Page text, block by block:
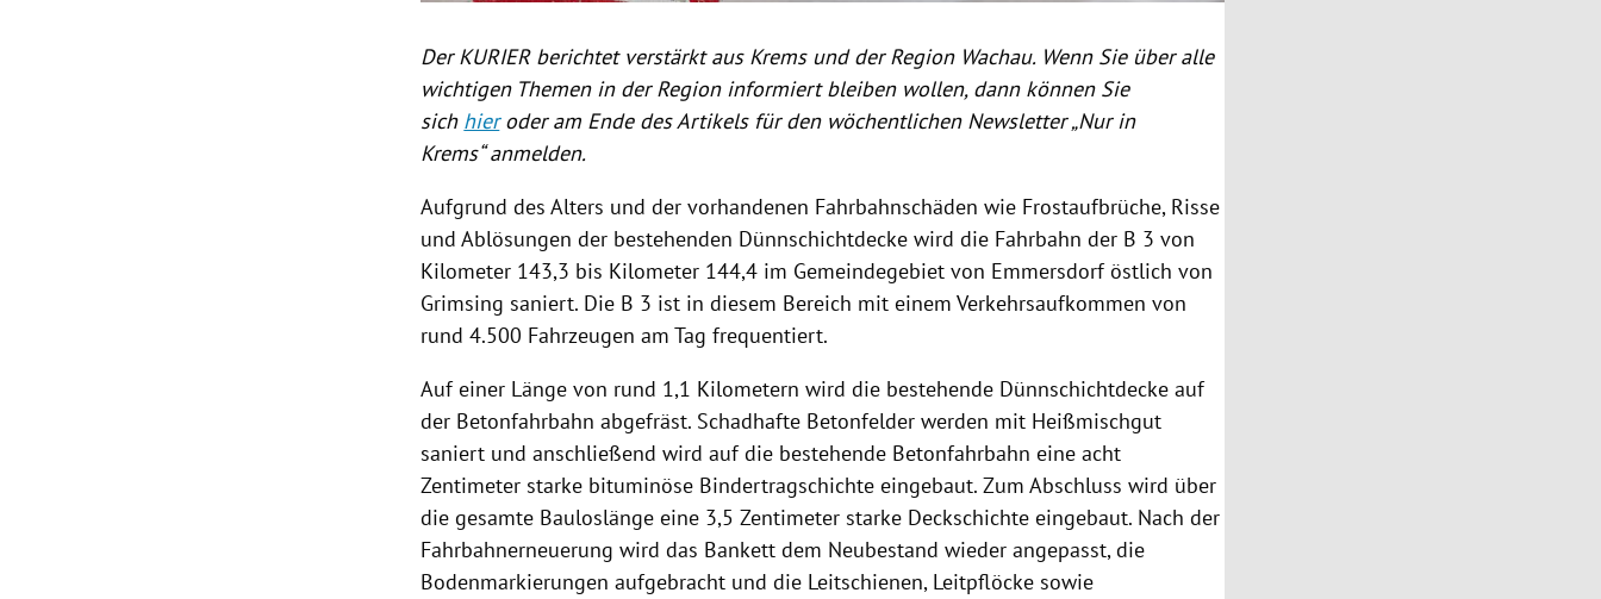
Der KURIER berichtet verstärkt aus Krems und der Region Wachau. Wenn Sie über alle
wichtigen Themen in der Region informiert bleiben wollen, dann können Sie
sich hieroder am Ende des Artikels für den wöchentlichen Newsletter „Nur in
Krems“ anmelden.
Aufgrund des Alters und der vorhandenen Fahrbahnschäden wie Frostaufbrüche, Risse
und Ablösungen der bestehenden Dünnschichtdecke wird die Fahrbahn der B 3 von
Kilometer 143,3 bis Kilometer 144,4 im Gemeindegebiet von Emmersdorf östlich von
Grimsing saniert. Die B 3 ist in diesem Bereich mit einem Verkehrsaufkommen von
rund 4.500 Fahrzeugen am Tag frequentiert.
Auf einer Länge von rund 1,1 Kilometern wird die bestehende Dünnschichtdecke auf
der Betonfahrbahn abgefräst. Schadhafte Betonfelder werden mit Heißmischgut
saniert und anschließend wird auf die bestehende Betonfahrbahn eine acht
Zentimeter starke bituminöse Bindertragschichte eingebaut. Zum Abschluss wird über
die gesamte Bauloslänge eine 3,5 Zentimeter starke Deckschichte eingebaut. Nach der
Fahrbahnerneuerung wird das Bankett dem Neubestand wieder angepasst, die
Bodenmarkierungen aufgebracht und die Leitschienen, Leitpflöcke sowie